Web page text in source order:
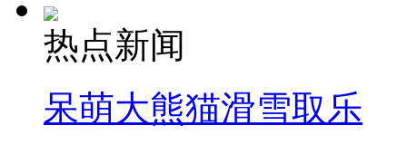
热点新闻
呆萌大熊猫滑雪取乐